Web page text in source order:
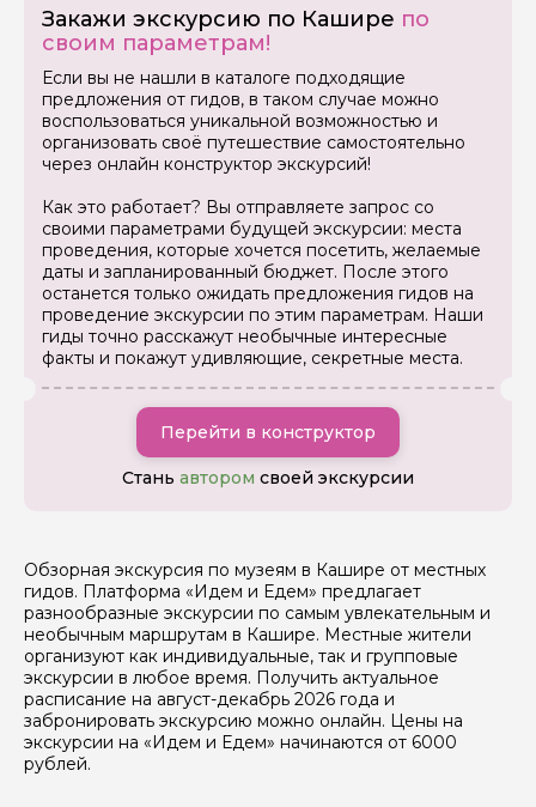
Закажи экскурсию по Кашире по
своим параметрам!
Если вы не нашли в каталоге подходящие
предложения от гидов, в таком случае можно
воспользоваться уникальной возможностью и
организовать своё путешествие самостоятельно
через онлайн конструктор экскурсий!
Как это работает? Вы отправляете запрос со
своими параметрами будущей экскурсии: места
проведения, которые хочется посетить, желаемые
даты и запланированный бюджет. После этого
останется только ожидать предложения гидов на
проведение экскурсии по этим параметрам. Наши
гиды точно расскажут необычные интересные
факты и покажут удивляющие, секретные места.
Перейти в конструктор
Стань автором своей экскурсии
Обзорная экскурсия по музеям в Кашире от местных
гидов. Платформа «Идем и Едем» предлагает
разнообразные экскурсии по самым увлекательным и
необычным маршрутам в Кашире. Местные жители
организуют как индивидуальные, так и групповые
экскурсии в любое время. Получить актуальное
расписание на август-декабрь 2026 года и
забронировать экскурсию можно онлайн. Цены на
экскурсии на «Идем и Едем» начинаются от 6000
рублей.
Ваша электронная почта
Ваш номер телефона
Вопросы и комментарии
Если у вас есть интересующие вопросы, можете их
задать
Я даю своё согласие на обработку персональных